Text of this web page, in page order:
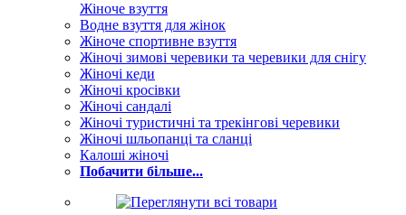
Жіноче взуття
Водне взуття для жінок
Жіноче спортивне взуття
Жіночі зимові черевики та черевики для снігу
Жіночі кеди
Жіночі кросівки
Жіночі сандалі
Жіночі туристичні та трекінгові черевики
Жіночі шльопанці та сланці
Калоші жіночі
Побачити більше...